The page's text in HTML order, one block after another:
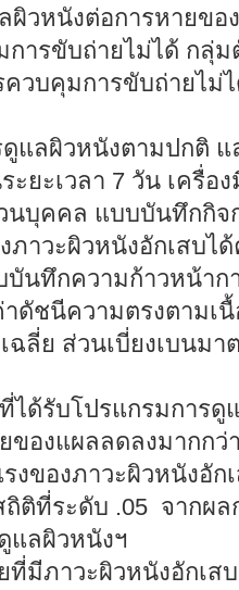
ผิวหนังต่อการหายข
การขับถ่ายไม่ได้ กลุ่
วบคุมการขับถ่ายไม่
แลผิวหนังตามปกติ
ะยะเวลา 7 วัน เครื่
บุคคล แบบบันทึกกิจ
ภาวะผิวหนังอักเสบไ
บันทึกความก้าวหน้า
ดัชนีความตรงตามเนื้
ฉลี่ย ส่วนเบี่ยงเบนม
ได้รับโปรแกรมการ
ของแผลลดลงมากก
งของภาวะผิวหนังอัก
ติที่ระดับ .05 จากผล
แลผิวหนังฯ
ที่มีภาวะผิวหนังอักเส